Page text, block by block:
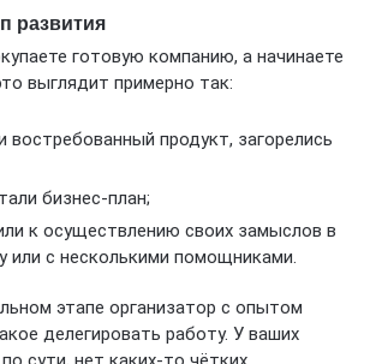
развития
готовую компанию, а начинаете
выглядит примерно так:
востребованный продукт, загорелись
бизнес-план;
к осуществлению своих замыслов в
или с несколькими помощниками.
этапе организатор с опытом
делегировать работу. У ваших